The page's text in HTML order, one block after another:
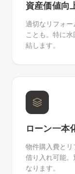
資産価値向
適切なリフォ
ことも。特に
結します。
ローン一本
物件購入費と
借り入れ可能
なります。